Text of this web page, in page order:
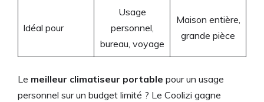
Idéal pour
Usage
personnel,
bureau, voyage
Maison entière,
grande pièce
Le meilleur climatiseur portable pour un usage
personnel sur un budget limité ? Le Coolizi gagne